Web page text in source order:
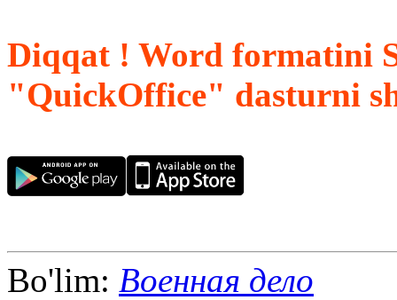
Diqqat ! Word formatini
"QuickOffice" dasturni
Bo'lim: Военная дело